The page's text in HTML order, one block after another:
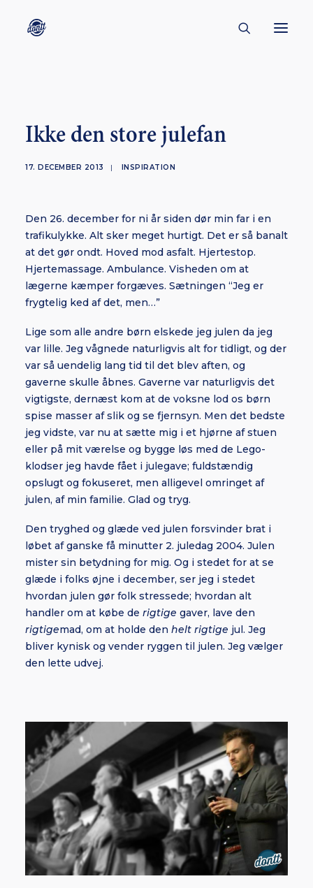
ENGLISH
CREATORS
INSPIRATION
BORNHOLM
SUBSCRIBE
Ikke den store julefan
17. DECEMBER 2013 | INSPIRATION
Den 26. december for ni år siden dør min far i en
trafikulykke. Alt sker meget hurtigt. Det er så banalt
at det gør ondt. Hoved mod asfalt. Hjertestop.
Hjertemassage. Ambulance. Visheden om at
lægerne kæmper forgæves. Sætningen “Jeg er
frygtelig ked af det, men…”
Lige som alle andre børn elskede jeg julen da jeg
var lille. Jeg vågnede naturligvis alt for tidligt, og der
var så uendelig lang tid til det blev aften, og
gaverne skulle åbnes. Gaverne var naturligvis det
vigtigste, dernæst kom at de voksne lod os børn
spise masser af slik og se fjernsyn. Men det bedste
jeg vidste, var nu at sætte mig i et hjørne af stuen
eller på mit værelse og bygge løs med de Lego-
klodser jeg havde fået i julegave; fuldstændig
opslugt og fokuseret, men alligevel omringet af
julen, af min familie. Glad og tryg.
Den tryghed og glæde ved julen forsvinder brat i
løbet af ganske få minutter 2. juledag 2004. Julen
mister sin betydning for mig. Og i stedet for at se
glæde i folks øjne i december, ser jeg i stedet
hvordan julen gør folk stressede; hvordan alt
handler om at købe de rigtige gaver, lave den
rigtigemad, om at holde den helt rigtige jul. Jeg
bliver kynisk og vender ryggen til julen. Jeg vælger
den lette udvej.